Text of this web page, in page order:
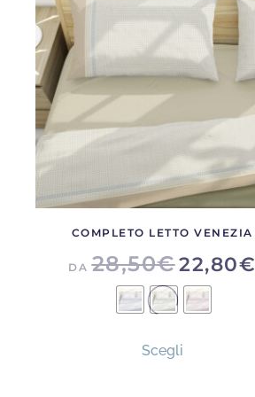
scelte
nella
pagina
del
COMPLETO LETTO VENEZIA
DA28,50€22,80€
Scegliprodotto